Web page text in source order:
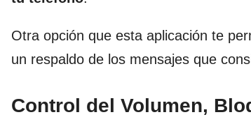
Otra opción que esta aplicación te
un respaldo de los mensajes que
Control del Volumen,